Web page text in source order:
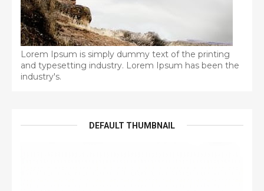
Lorem Ipsum is simply dummy text of the printing
and typesetting industry. Lorem Ipsum has been the
industry's.
DEFAULT THUMBNAIL